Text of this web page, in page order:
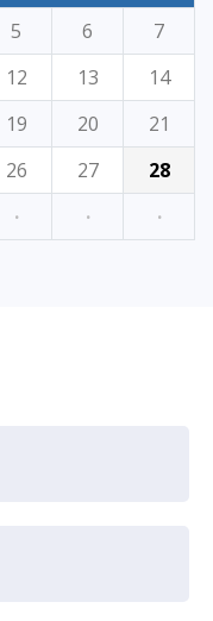
5 6
7
12 13
14
19 20
21
26 27
28
· · ·